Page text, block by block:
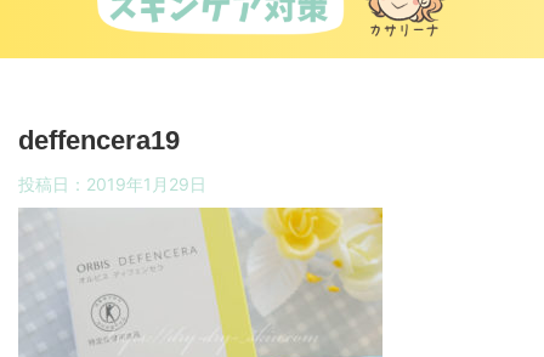
deffencera19
投稿日： 2019年1月29日